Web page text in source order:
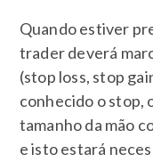
Quando estiver
trader deverá
(stop loss, stop
conhecido o stop,
tamanho da mão
e isto estará